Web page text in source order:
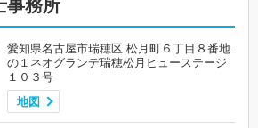
事務所
愛知県名古屋市瑞穂区 松月町６丁目８番地
の１ネオグランデ瑞穂松月ヒューステージ
１０３号
地図